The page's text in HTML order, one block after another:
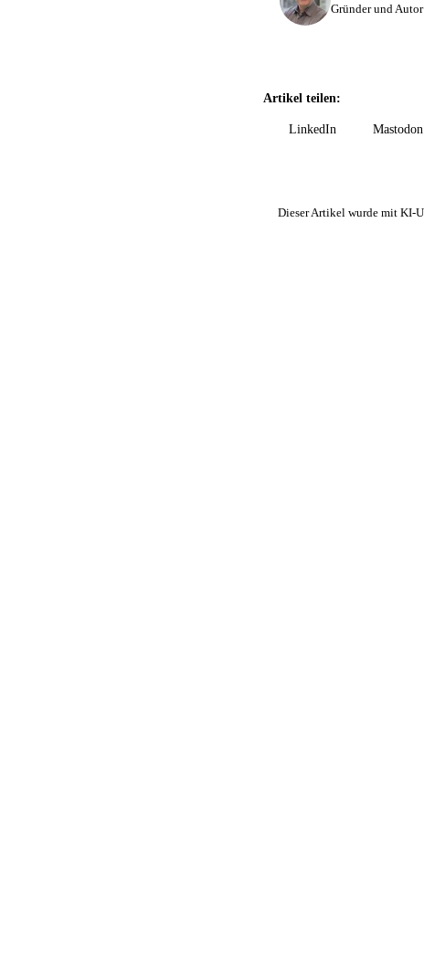
Gründer und
Artikel teilen:
LinkedIn Mastodon
Dieser Artikel wurde mit KI-